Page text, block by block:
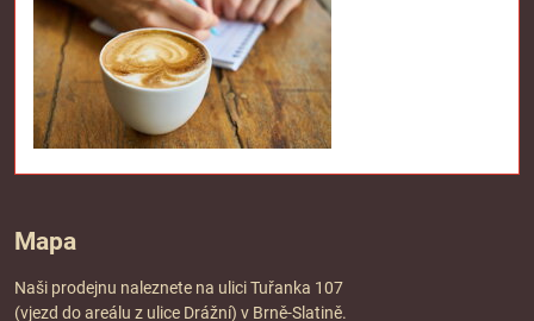
Mapa
Naši prodejnu naleznete na ulici Tuřanka 107
(vjezd do areálu z ulice Drážní) v Brně-Slatině.